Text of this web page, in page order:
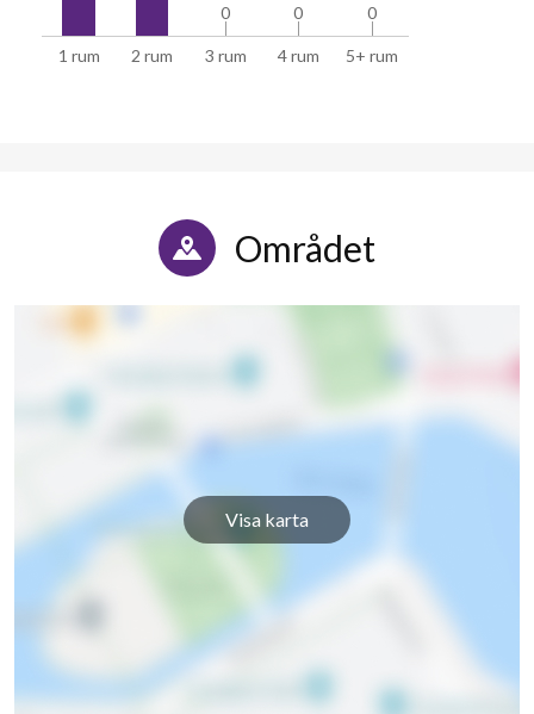
1 rum 2 rum 3 rum 4 rum 5+ rum
0
0 0
0 0
0
Området
Visa karta